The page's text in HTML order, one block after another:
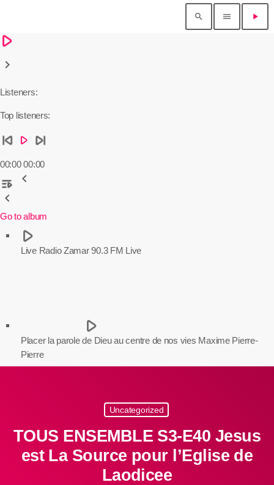
keyboard_arrow_right
Listeners:
Top listeners:
play_arrow skip_next
00:00 00:00
chevron_left
chevron_left
Go to album
play_arrow
Live Radio Zamar 90.3 FM Live
play_arrow
Placer la parole de Dieu au centre de nos vies Maxime Pierre-
Pierre
search menu play_arrow
Uncategorized
TOUS ENSEMBLE S3-E40 Jesus
est La Source pour l’Eglise de
Laodicee